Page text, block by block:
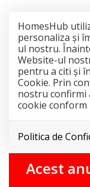
HomesHub
personaliza și
ul nostru.
Website-ul
pentru a citi și
Cookie. Prin
nostru confirmi
cookie conform
Politica de
Acest